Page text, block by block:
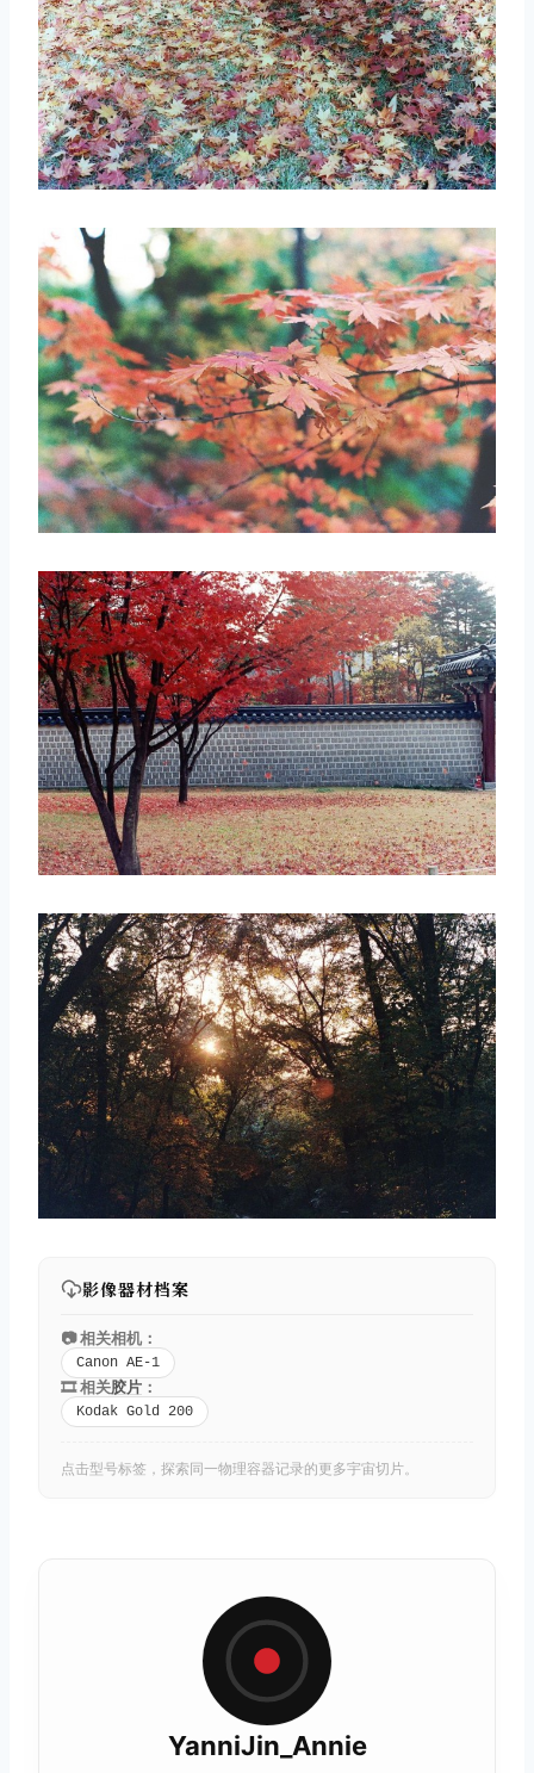
影像器材档案
📷 相关相机：
Canon AE-1
🎞️ 相关胶片 ：
Kodak Gold 200
点击型号标签，探索同一物理容器记录的更多宇宙切片。
YanniJin_Annie